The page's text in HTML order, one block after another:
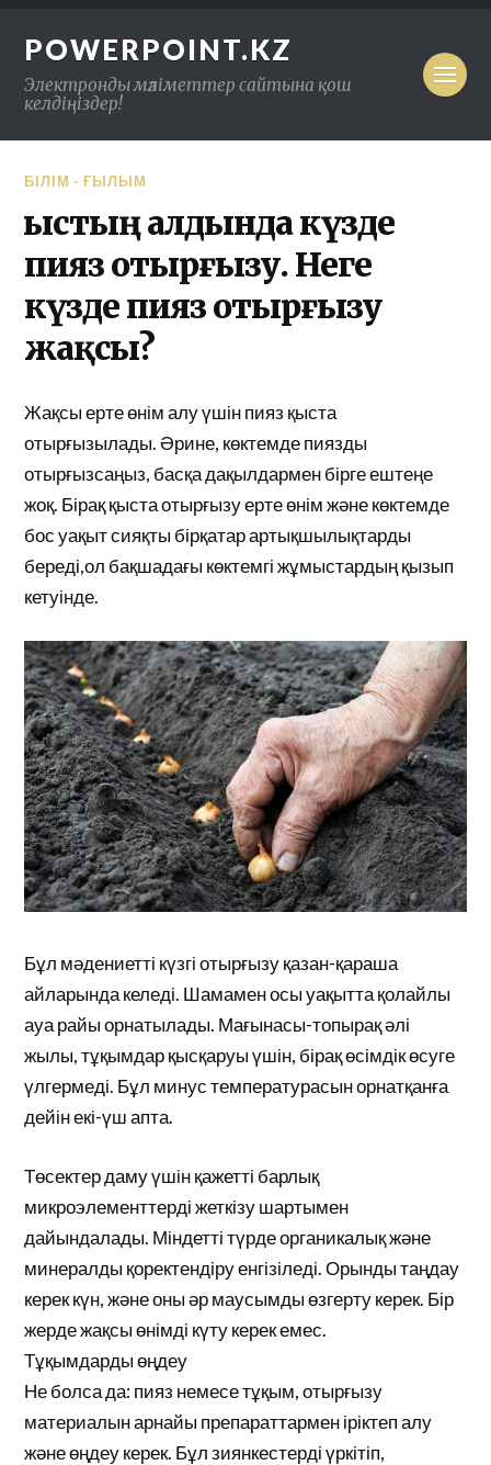
POWERPOINT.KZ
Электронды мәліметтер сайтына қош
келдіңіздер!
БІЛІМ - ҒЫЛЫМ
Қыстың алдында күзде
пияз отырғызу. Неге
күзде пияз отырғызу
жақсы?
Жақсы ерте өнім алу үшін пияз қыста
отырғызылады. Әрине, көктемде пиязды
отырғызсаңыз, басқа дақылдармен бірге ештеңе
жоқ. Бірақ қыста отырғызу ерте өнім және көктемде
бос уақыт сияқты бірқатар артықшылықтарды
береді,ол бақшадағы көктемгі жұмыстардың қызып
кетуінде.
Бұл мәдениетті күзгі отырғызу қазан-қараша
айларында келеді. Шамамен осы уақытта қолайлы
ауа райы орнатылады. Мағынасы-топырақ әлі
жылы, тұқымдар қысқаруы үшін, бірақ өсімдік өсуге
үлгермеді. Бұл минус температурасын орнатқанға
дейін екі-үш апта.
Төсектер даму үшін қажетті барлық
микроэлементтерді жеткізу шартымен
дайындалады. Міндетті түрде органикалық және
минералды қоректендіру енгізіледі. Орынды таңдау
керек күн, және оны әр маусымды өзгерту керек. Бір
жерде жақсы өнімді күту керек емес.
Тұқымдарды өңдеу
Не болса да: пияз немесе тұқым, отырғызу
материалын арнайы препараттармен іріктеп алу
және өңдеу керек. Бұл зиянкестерді үркітіп,